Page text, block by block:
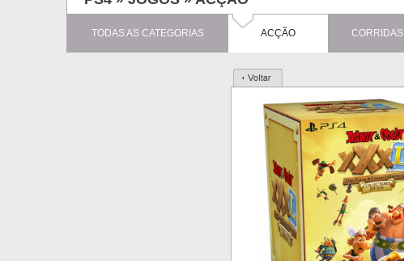
TODAS AS CATEGORIAS ACÇÃO CORRIDAS